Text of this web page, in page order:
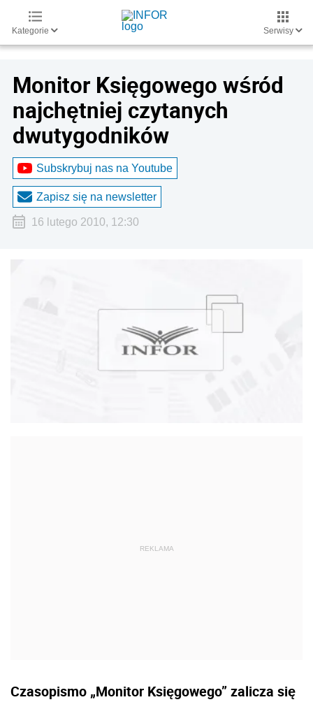
Kategorie Serwisy
Monitor Księgowego wśród
najchętniej czytanych
dwutygodników
Subskrybuj nas na Youtube
Zapisz się na newsletter
16 lutego 2010, 12:30
Czasopismo „Monitor Księgowego” zalicza się